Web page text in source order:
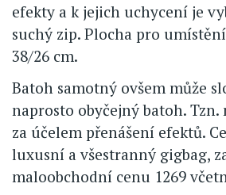
efekty a k jejich uchycení je
suchý zip. Plocha pro
38/26 cm.
Batoh samotný ovšem může
naprosto obyčejný batoh.
za účelem přenášení efektů.
luxusní a všestranný gigbag,
maloobchodní cenu 1269